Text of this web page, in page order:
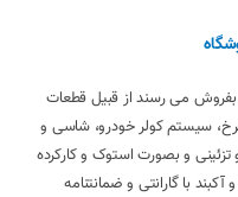
می رسند از قبیل قطعات
سیستم کولر خودرو، شاسی و
و بصورت استوک و کارکرده
با گارانتی و ضمانتنامه